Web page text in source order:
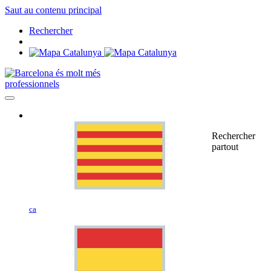
Saut au contenu principal
Rechercher
professionnels
ca
Rechercher
partout